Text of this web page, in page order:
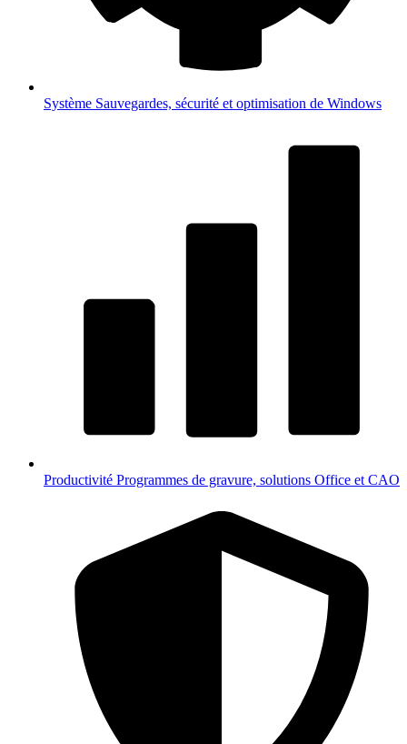
Système Sauvegardes, sécurité et optimisation de Windows
Productivité Programmes de gravure, solutions Office et CAO